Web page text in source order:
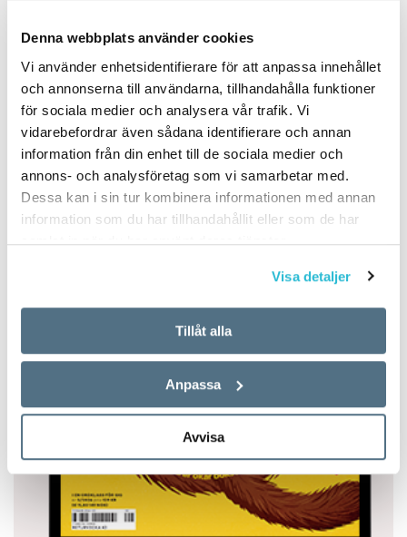
Denna webbplats använder cookies
Vi använder enhetsidentifierare för att anpassa innehållet
och annonserna till användarna, tillhandahålla funktioner
för sociala medier och analysera vår trafik. Vi
vidarebefordrar även sådana identifierare och annan
information från din enhet till de sociala medier och
annons- och analysföretag som vi samarbetar med.
Dessa kan i sin tur kombinera informationen med annan
information som du har tillhandahållit eller som de har
samlat in när du har använt deras tjänster.
Visa detaljer
Tillåt alla
Anpassa
Avvisa
PUBLICERAD 2024-11-23